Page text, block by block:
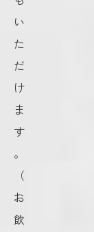
い
た
だ
け
ま
す
。
（
お
飲